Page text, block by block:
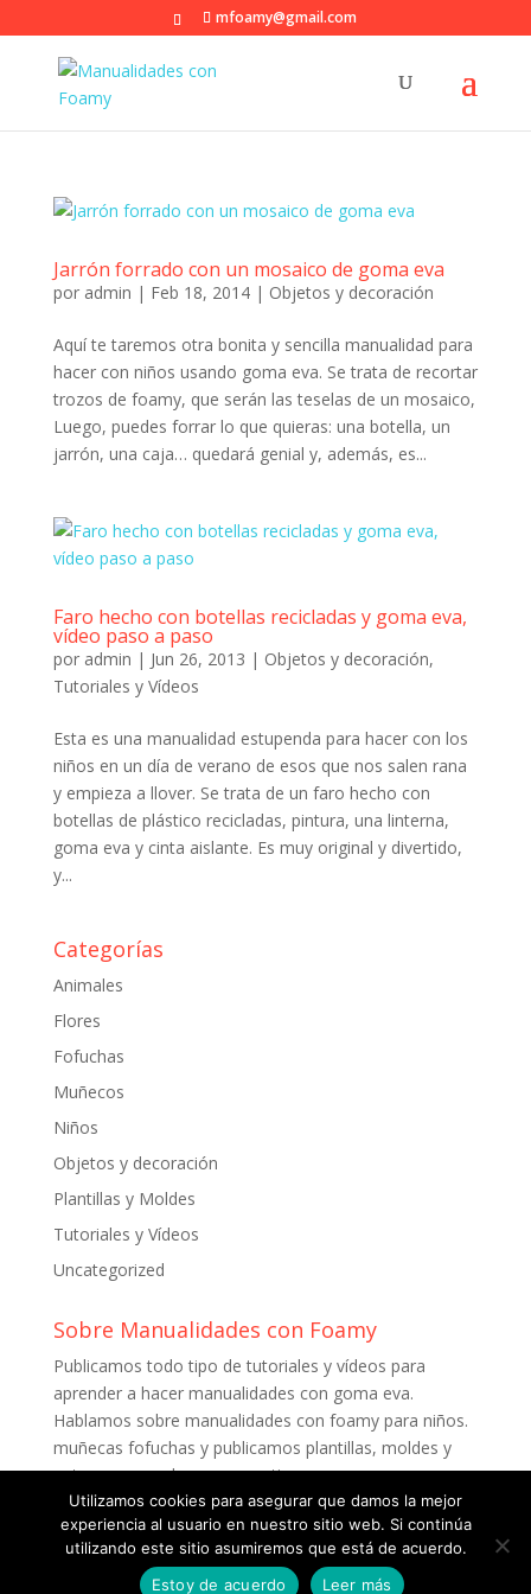
mfoamy@gmail.com
Jarrón forrado con un mosaico de goma eva
por admin | Feb 18, 2014| Objetos y decoración
Aquí te taremos otra bonita y sencilla manualidad para
hacer con niños usando goma eva. Se trata de recortar
trozos de foamy, que serán las teselas de un mosaico,
Luego, puedes forrar lo que quieras: una botella, un
jarrón, una caja… quedará genial y, además, es...
Faro hecho con botellas recicladas y goma eva,
vídeo paso a paso
por admin | Jun 26, 2013 | Objetos y decoración,
Tutoriales y Vídeos
Esta es una manualidad estupenda para hacer con los
niños en un día de verano de esos que nos salen rana
y empieza a llover. Se trata de un faro hecho con
botellas de plástico recicladas, pintura, una linterna,
goma eva y cinta aislante. Es muy original y divertido,
y...
Categorías
Animales
Flores
Fofuchas
Muñecos
Niños
Objetos y decoración
Plantillas y Moldes
Tutoriales y Vídeos
Uncategorized
Sobre Manualidades con Foamy
Publicamos todo tipo de tutoriales y vídeos para
aprender a hacer manualidades con goma eva.
Hablamos sobre manualidades con foamy para niños.
muñecas fofuchas y publicamos plantillas, moldes y
patrones para descargar gratis.
Utilizamos cookies para asegurar que damos la mejor
experiencia al usuario en nuestro sitio web. Si continúa
utilizando este sitio asumiremos que está de acuerdo.
Estoy de acuerdo
Leer más